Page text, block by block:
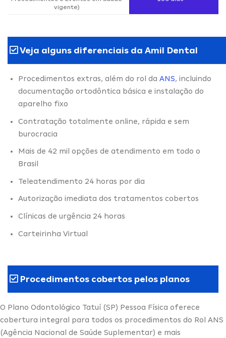
vigente)
Veja alguns diferenciais da Amil Dental
Procedimentos extras, além do rol da ANS, incluindo
documentação ortodôntica básica e instalação do
aparelho fixo
Contratação totalmente online, rápida e sem
burocracia
Mais de 42 mil opções de atendimento em todo o
Brasil
Teleatendimento 24 horas por dia
Autorização imediata dos tratamentos cobertos
Clínicas de urgência 24 horas
Carteirinha Virtual
Procedimentos cobertos pelos planos
O Plano Odontológico Tatuí (SP) Pessoa Física oferece
cobertura integral para todos os procedimentos do Rol ANS
(Agência Nacional de Saúde Suplementar) e mais